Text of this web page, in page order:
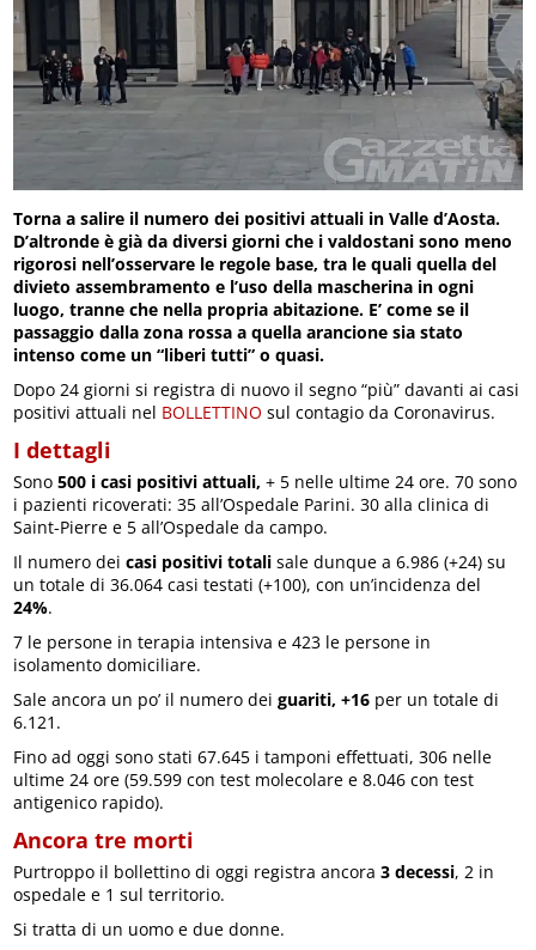
Torna a salire il numero dei positivi attuali in Valle d’Aosta.
D’altronde è già da diversi giorni che i valdostani sono meno
rigorosi nell’osservare le regole base, tra le quali quella del
divieto assembramento e l’uso della mascherina in ogni
luogo, tranne che nella propria abitazione. E’ come se il
passaggio dalla zona rossa a quella arancione sia stato
intenso come un “liberi tutti” o quasi.
Dopo 24 giorni si registra di nuovo il segno “più” davanti ai casi
positivi attuali nel BOLLETTINOsul contagio da Coronavirus.
I dettagli
Sono 500 i casi positivi attuali, + 5 nelle ultime 24 ore. 70 sono
i pazienti ricoverati: 35 all’Ospedale Parini. 30 alla clinica di
Saint-Pierre e 5 all’Ospedale da campo.
Il numero deicasi positivi totali sale dunque a 6.986 (+24) su
un totale di 36.064 casi testati (+100), con un’incidenza del
24%.
7 le persone in terapia intensiva e 423 le persone in
isolamento domiciliare.
Sale ancora un po’ il numero dei guariti, +16 per un totale di
6.121.
Fino ad oggi sono stati 67.645 i tamponi effettuati, 306 nelle
ultime 24 ore (59.599 con test molecolare e 8.046 con test
antigenico rapido).
Ancora tre morti
Purtroppo il bollettino di oggi registra ancora3 decessi, 2 in
ospedale e 1 sul territorio.
Si tratta di un uomo e due donne.